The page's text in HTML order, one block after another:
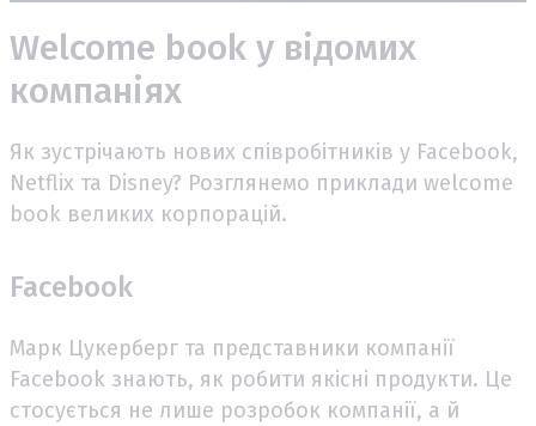
Welcome book у відомих
компаніях
Як зустрічають нових співробітників у Facebook,
Netflix та Disney? Розглянемо приклади welcome
book великих корпорацій.
Facebook
Марк Цукерберг та представники компанії
Facebook знають, як робити якісні продукти. Це
стосується не лише розробок компанії, а й